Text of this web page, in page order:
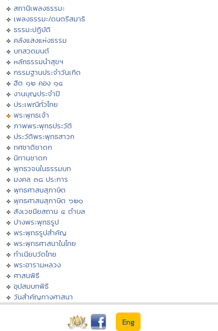
สถานีเพลงธรรมะ
เพลงธรรมะ/ดนตรีสมาธิ
ธรรมะปฏิบัติ
คลังแสงแห่งธรรม
บทสวดมนต์
หลักธรรมนำสุขฯ
กรรมฐานประจำวันเกิด
ฮีต ๑๒ คอง ๑๔
งานบุญประจำปี
ประเพณีทั่วไทย
พระพุทธเจ้า
ภาพพระพุทธประวัติ
ประวัติพระพุทธสาวก
ทศชาติชาดก
นิทานชาดก
พุทธวจนในธรรมบท
มงคล ๓๘ ประการ
พุทธศาสนสุภาษิต
พุทธศาสนสุภาษิต ๖๒๑
สังเวชนียสถาน ๔ ตำบล
ปางพระพุทธรูป
พระพุทธรูปสำคัญ
พระพุทธศาสนาในไทย
ทำเนียบวัดไทย
พระอารามหลวง
ศาสนพิธี
อุปสมบทพิธี
วันสำคัญทางศาสนา
Eng